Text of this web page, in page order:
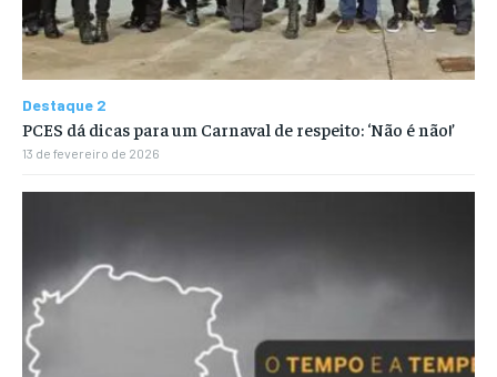
Destaque 2
PCES dá dicas para um Carnaval de respeito: ‘Não é não!’
13 de fevereiro de 2026